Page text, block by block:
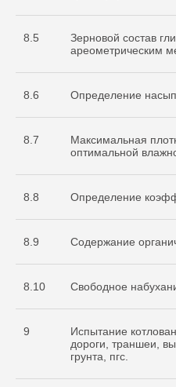
8.5
Зерновой состав
ареометрическим
8.6 Определение
8.7
Максимальная
оптимальной
8.8 Определение
8.9 Содержание
8.10 Свободное
9
Испытание
дороги, траншеи,
грунта, пгс.